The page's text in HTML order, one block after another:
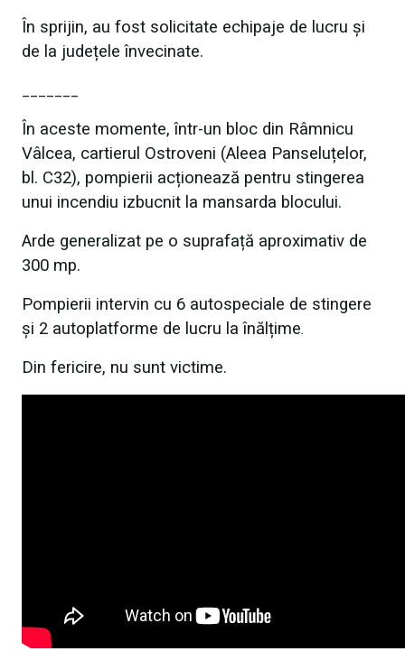
În sprijin, au fost solicitate echipaje de lucru și
de la județele învecinate.
În aceste momente, într-un bloc din Râmnicu
Vâlcea, cartierul Ostroveni (Aleea Panseluțelor,
bl. C32), pompierii acționează pentru stingerea
unui incendiu izbucnit la mansarda blocului.
Arde generalizat pe o suprafață aproximativ de
300 mp.
Pompierii intervin cu 6 autospeciale de stingere
și 2 autoplatforme de lucru la înălțime.
Din fericire, nu sunt victime.